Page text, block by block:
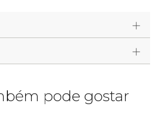
pode gostar